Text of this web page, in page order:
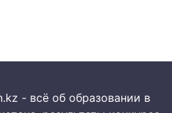
- всё об образовании в